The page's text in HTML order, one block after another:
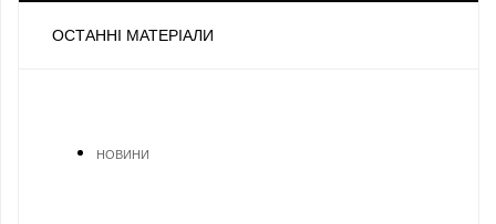
ОСТАННІ МАТЕРІАЛИ
НОВИНИ